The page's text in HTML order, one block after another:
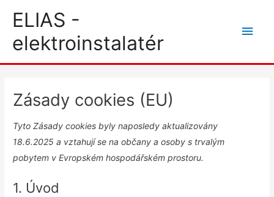
obsah
ELIAS -
elektroinstalatér
Zásady cookies (EU)
Tyto Zásady cookies byly naposledy aktualizovány
18.6.2025 a vztahují se na občany a osoby s trvalým
pobytem v Evropském hospodářském prostoru.
1. Úvod